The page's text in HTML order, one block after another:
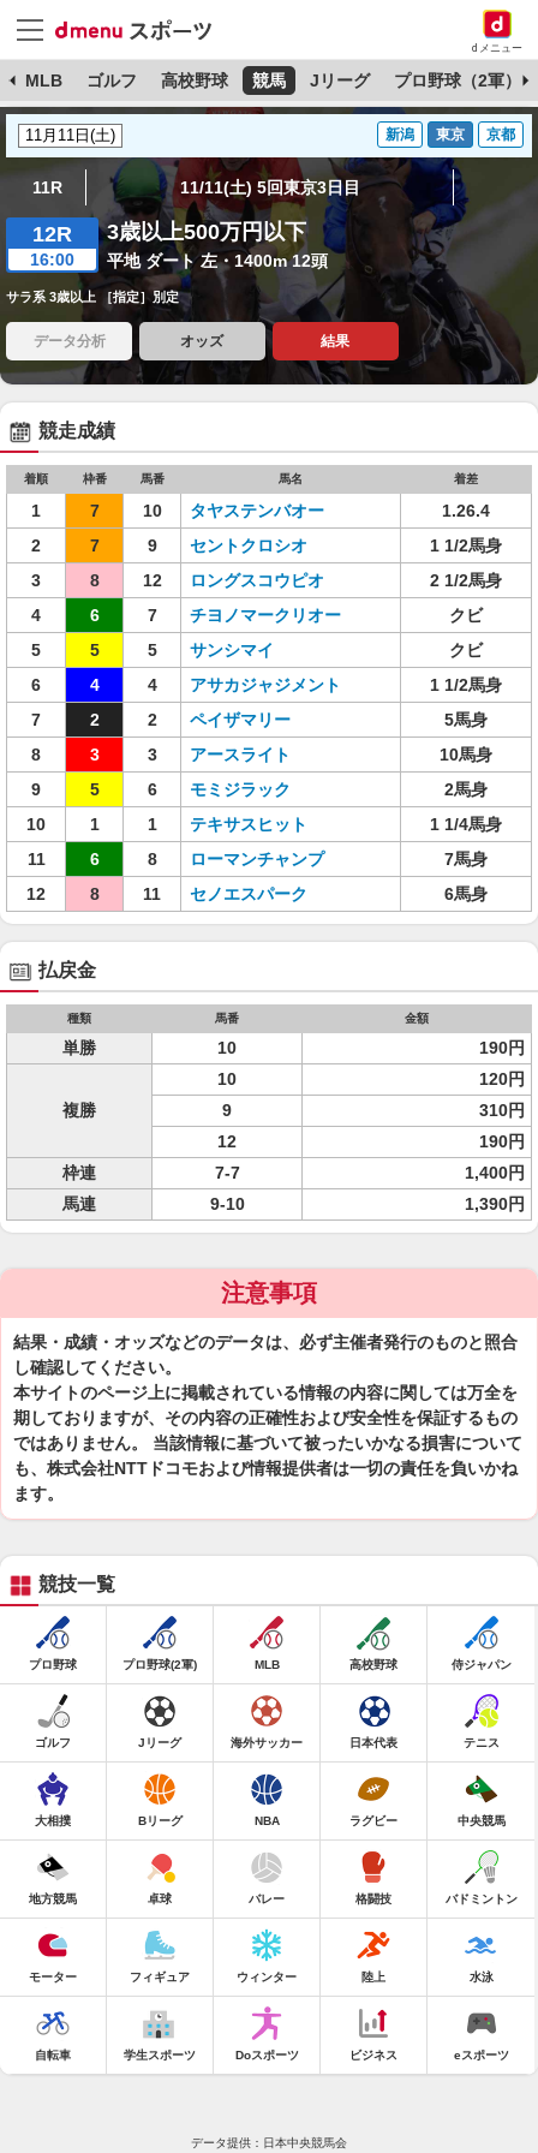
dメニュー
MLB ゴルフ 高校野球 競馬 Jリーグ プロ野球（2軍）
新潟 東京 京都
11R 11/11(土) 5回東京3日目
12R
16:00
3歳以上500万円以下
平地 ダート 左・1400m 12頭
サラ系 3歳以上 ［指定］別定
データ分析 オッズ 結果
競走成績
着順 枠番 馬番 馬名 着差
1 7 10 タヤステンバオー
1.26.4
2
7 9 セントクロシオ
1 1/2馬身
3
8 12 ロングスコウピオ
2 1/2馬身
4
6 7 チヨノマークリオー
クビ
5
5 5 サンシマイ
クビ
6
4 4 アサカジャジメント
1 1/2馬身
7
2 2 ペイザマリー
5馬身
8
3 3 アースライト
10馬身
9
5 6 モミジラック
2馬身
10
1 1 テキサスヒット
1 1/4馬身
11
6 8 ローマンチャンプ
7馬身
12
8 11 セノエスパーク 6馬身
払戻金
種類 馬番 金額
単勝 10 190円
複勝
10
120円
9
310円
12
190円
枠連
7-7
1,400円
馬連
9-10 1,390円
注意事項
結果・成績・オッズなどのデータは、必ず主催者発行のものと照合
し確認してください。
本サイトのページ上に掲載されている情報の内容に関しては万全を
期しておりますが、その内容の正確性および安全性を保証するもの
ではありません。 当該情報に基づいて被ったいかなる損害について
も、株式会社NTTドコモおよび情報提供者は一切の責任を負いかね
ます。
競技一覧
プロ野球 プロ野球(2軍) MLB 高校野球 侍ジャパン
ゴルフ Jリーグ 海外サッカー 日本代表 テニス
大相撲 Bリーグ NBA ラグビー 中央競馬
地方競馬 卓球 バレー 格闘技 バドミントン
モーター フィギュア ウィンター 陸上 水泳
自転車 学生スポーツ Doスポーツ ビジネス eスポーツ
データ提供：日本中央競馬会